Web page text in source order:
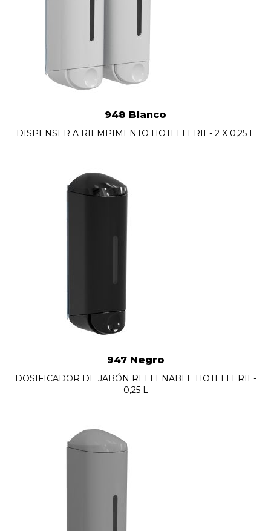
948 Blanco
DISPENSER A RIEMPIMENTO HOTELLERIE- 2 X 0,25 L
947 Negro
DOSIFICADOR DE JABÓN RELLENABLE HOTELLERIE-
0,25 L